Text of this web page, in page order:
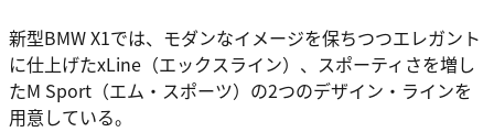
新型BMW X1では、モダンなイメージを保ちつつエレガント
に仕上げたxLine（エックスライン）、スポーティさを増し
たM Sport（エム・スポーツ）の2つのデザイン・ラインを
用意している。